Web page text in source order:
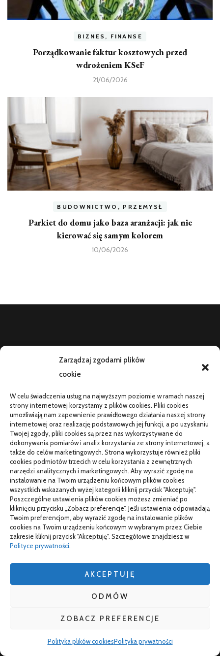
Zarządzaj zgodami plików
cookie
W celu świadczenia usług na najwyższym poziomie w ramach naszej
strony internetowej korzystamy z plików cookies. Pliki cookies
umożliwiają nam zapewnienie prawidłowego działania naszej strony
internetowej oraz realizację podstawowych jej funkcji, a po uzyskaniu
Twojej zgody, pliki cookies są przez nas wykorzystywane do
dokonywania pomiarów i analiz korzystania ze strony internetowej, a
także do celów marketingowych. Strona wykorzystuje również pliki
cookies podmiotów trzecich w celu korzystania z zewnętrznych
narzędzi analitycznych i marketingowych. Aby wyrazić zgodę na
instalowanie na Twoim urządzeniu końcowym plików cookies
wszystkich wskazanych wyżej kategorii kliknij przycisk "Akceptuję".
Poszczególne ustawienia plików cookies możesz zmieniać po
kliknięciu przycisku „Zobacz preferencje”. Jeśli ustawienia odpowiadają
Twoim preferencjom, aby wyrazić zgodę na instalowanie plików
cookies na Twoim urządzeniu końcowym w wybranym przez Ciebie
zakresie kliknij przycisk "Akceptuję". Szczegółowe znajdziesz w
Polityce prywatności.
AKCEPTUJĘ
ODMÓW
ZOBACZ PREFERENCJE
Polityka plików cookiesPolityka prywatności
BIZNES, FINANSE
Porządkowanie faktur kosztowych przed
wdrożeniem KSeF
21/06/2026
BUDOWNICTWO, PRZEMYSŁ
Parkiet do domu jako baza aranżacji: jak nie
kierować się samym kolorem
10/06/2026
KIERMASZ
Kiermasz to miejsce, gdzie znajdzie coś ciekawego dla siebie.
to koniecznie musisz sprawdzić informacje, poradniki
umieszczone na naszej stronie.
Projekty domów Rzeszów
AKTUALNOŚCI
Telefon zawiesza się i wyłącza pod obciążeniem:
diagnostyka
PR od podstaw w małej firmie: nauka i wdrożenie
Termin do specjalisty za kilka miesięcy: co robić
Porządkowanie faktur kosztowych przed wdrożeniem KSeF
Gorąca oraz poetyczna Hiszpania z kamperem – gdzie
Czemu warto wybierać śruby z ocynkiem